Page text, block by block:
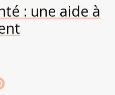
: une aide à